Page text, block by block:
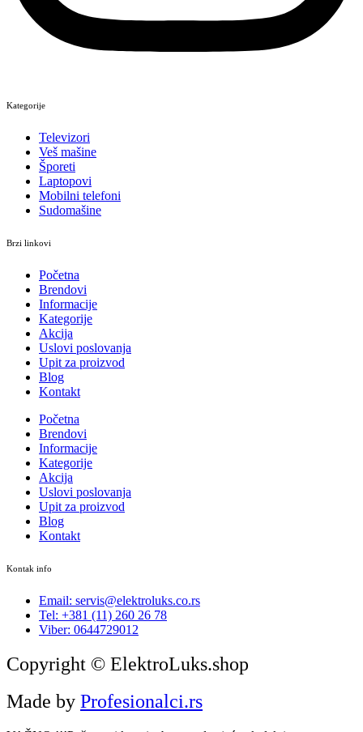
Kategorije
Televizori
Veš mašine
Šporeti
Laptopovi
Mobilni telefoni
Sudomašine
Brzi linkovi
Početna
Brendovi
Informacije
Kategorije
Akcija
Uslovi poslovanja
Upit za proizvod
Blog
Kontakt
Početna
Brendovi
Informacije
Kategorije
Akcija
Uslovi poslovanja
Upit za proizvod
Blog
Kontakt
Kontak info
Email: servis@elektroluks.co.rs
Tel: +381 (11) 260 26 78
Viber: 0644729012
Copyright © ElektroLuks.shop
Made by Profesionalci.rs